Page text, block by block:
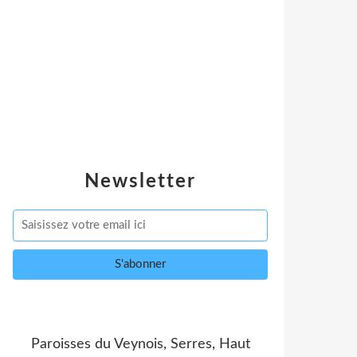
Newsletter
Paroisses du Veynois, Serres, Haut